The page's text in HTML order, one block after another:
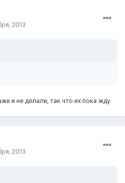
2013
и не делали, так что их пока жду.
2013